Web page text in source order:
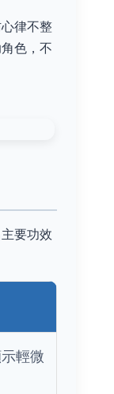
律不整
色，不
要功效
輕微